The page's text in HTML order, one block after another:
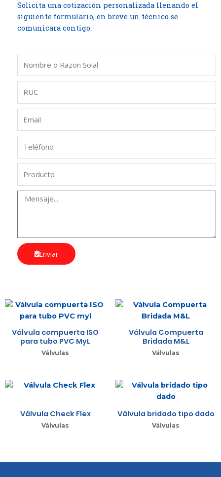
Solicita una cotización personalizada llenando el
siguiente formulario, en breve un técnico se
comunicara contigo.
Enviar
Válvula compuerta ISO
para tubo PVC MyL
Válvulas
Válvula Compuerta
Bridada M&L
Válvulas
Válvula Check Flex
Válvulas
Válvula bridado tipo dado
Válvulas